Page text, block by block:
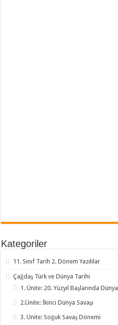
Kategoriler
11. Sınıf Tarih 2. Dönem Yazılılar
Çağdaş Türk ve Dünya Tarihi
1. Ünite: 20. Yüzyıl Başlarında Dünya
2.Ünite: İkinci Dünya Savaşı
3. Ünite: Soğuk Savaş Dönemi